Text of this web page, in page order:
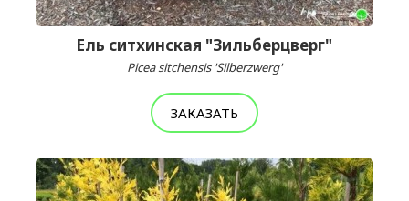
Ель ситхинская "Зильберцверг"
Picea sitchensis 'Silberzwerg'
ЗАКАЗАТЬ